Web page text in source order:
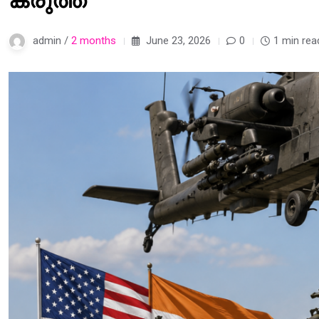
admin / 2 months June 23, 2026 0 1 min